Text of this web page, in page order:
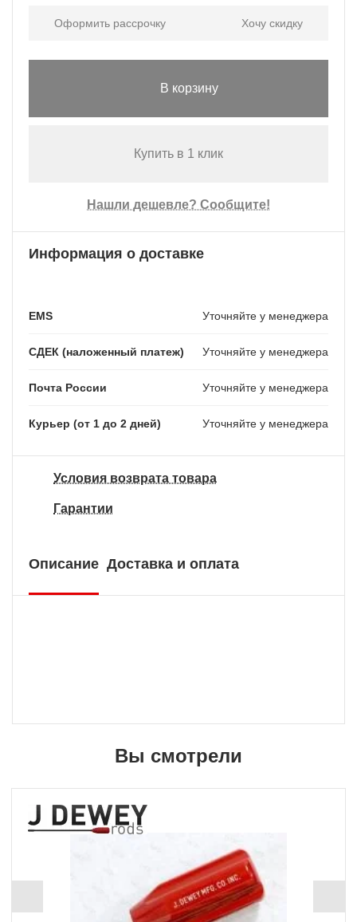
Оформить рассрочку Хочу скидку
В корзину
Купить в 1 клик
Нашли дешевле? Сообщите!
Информация о доставке
EMS Уточняйте у менеджера
СДЕК (наложенный платеж) Уточняйте у менеджера
Почта России Уточняйте у менеджера
Курьер (от 1 до 2 дней) Уточняйте у менеджера
Условия возврата товара
Гарантии
Описание Доставка и оплата
Вы смотрели